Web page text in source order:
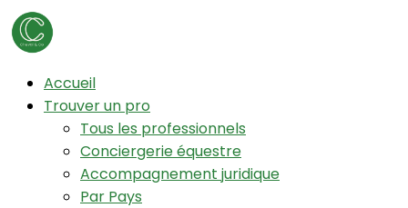
Accueil
Trouver un pro
Tous les professionnels
Conciergerie équestre
Accompagnement juridique
Par Pays